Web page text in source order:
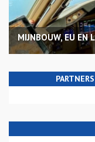
MIJNBOUW, EU EN